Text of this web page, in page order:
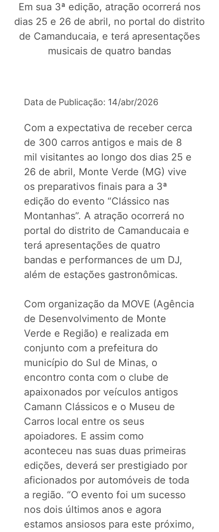
Em sua 3ª edição, atração ocorrerá nos
dias 25 e 26 de abril, no portal do distrito
de Camanducaia, e terá apresentações
musicais de quatro bandas
Data de Publicação: 14/abr/2026
Com a expectativa de receber cerca
de 300 carros antigos e mais de 8
mil visitantes ao longo dos dias 25 e
26 de abril, Monte Verde (MG) vive
os preparativos finais para a 3ª
edição do evento “Clássico nas
Montanhas”. A atração ocorrerá no
portal do distrito de Camanducaia e
terá apresentações de quatro
bandas e performances de um DJ,
além de estações gastronômicas.
Com organização da MOVE (Agência
de Desenvolvimento de Monte
Verde e Região) e realizada em
conjunto com a prefeitura do
município do Sul de Minas, o
encontro conta com o clube de
apaixonados por veículos antigos
Camann Clássicos e o Museu de
Carros local entre os seus
apoiadores. E assim como
aconteceu nas suas duas primeiras
edições, deverá ser prestigiado por
aficionados por automóveis de toda
a região. “O evento foi um sucesso
nos dois últimos anos e agora
estamos ansiosos para este próximo,